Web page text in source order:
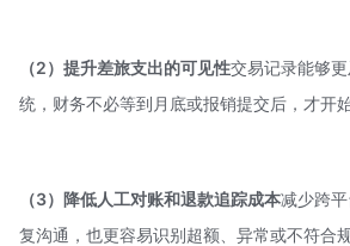
（2）提升差旅支出的可见性交易记录能够
统，财务不必等到月底或报销提交后，才开
（3）降低人工对账和退款追踪成本减少跨
复沟通，也更容易识别超额、异常或不符合